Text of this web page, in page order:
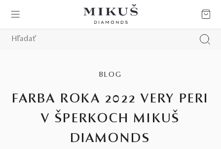
BLOG
FARBA ROKA 2022 VERY PERI
V ŠPERKOCH MIKUŠ
DIAMONDS